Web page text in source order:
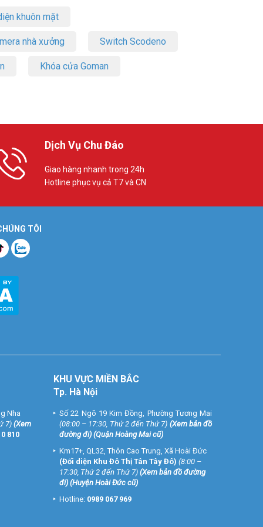
khuôn mặt
nhà xưởng Switch Scodeno
Khóa cửa Goman
Dịch Vụ Chu Đáo
Giao hàng nhanh trong 24h
Hotline phục vụ cả T7 và CN
TÔI
Nha
7)(Xem
810
KHU VỰC MIỀN BẮC
Tp. Hà Nội
Số 22 Ngõ 19 Kim Đồng, Phường Tương Mai
(08:00 – 17:30, Thứ 2 đến Thứ 7) (Xem bản đồ
đường đi) (Quận Hoàng Mai cũ)
Km17+, QL32, Thôn Cao Trung, Xã Hoài Đức
(Đối diện Khu Đô Thị Tân Tây Đô) (8:00 –
17:30, Thứ 2 đến Thứ 7) (Xem bản đồ đường
đi) (Huyện Hoài Đức cũ)
Hotline: 0989 067 969